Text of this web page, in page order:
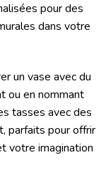
pour des
dans votre
un vase avec du
ou en nommant
tasses avec des
parfaits pour offrir
votre imagination